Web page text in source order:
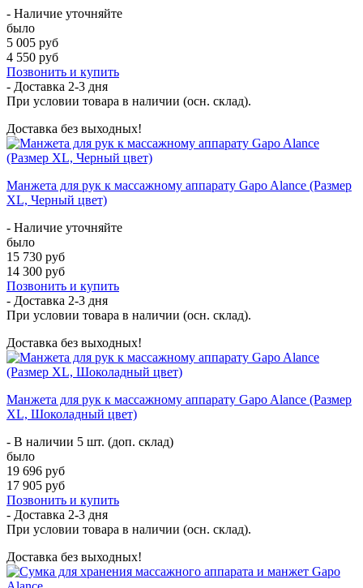
- Наличие уточняйте
было
5 005 руб
4 550 руб
Позвонить и купить
- Доставка 2-3 дня
При условии товара в наличии (осн. склад).
Доставка без выходных!
Манжета для рук к массажному аппарату Gapo Alance (Размер
XL, Черный цвет)
- Наличие уточняйте
было
15 730 руб
14 300 руб
Позвонить и купить
- Доставка 2-3 дня
При условии товара в наличии (осн. склад).
Доставка без выходных!
Манжета для рук к массажному аппарату Gapo Alance (Размер
XL, Шоколадный цвет)
- В наличии 5 шт. (доп. склад)
было
19 696 руб
17 905 руб
Позвонить и купить
- Доставка 2-3 дня
При условии товара в наличии (осн. склад).
Доставка без выходных!